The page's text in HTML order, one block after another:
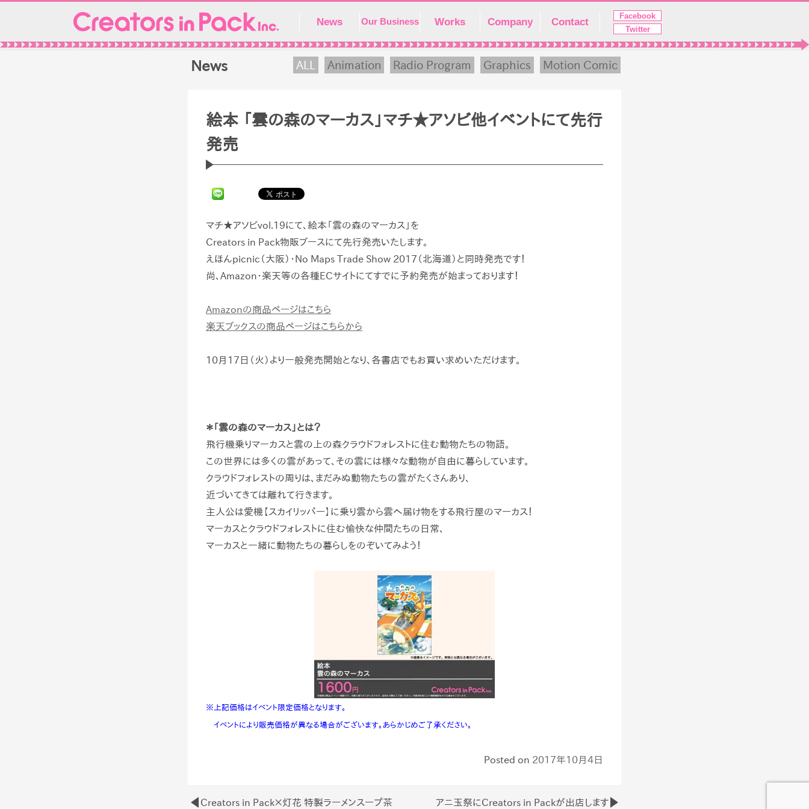
News Our Business Works Company Contact
Facebook
Twitter
News ALL Animation Radio Program Graphics Motion Comic
絵本 「雲の森のマーカス」マチ★アソビ他イベントにて先行
発売
マチ★アソビvol.19にて、絵本「雲の森のマーカス」を
Creators in Pack物販ブースにて先行発売いたします。
えほんpicnic （大阪）・ No Maps Trade Show 2017 （北海道）と同時発売です！
尚、 Amazon ・楽天等の各種 ECサイトにてすでに予約発売が始まっております！
Amazonの商品ページはこちら
楽天ブックスの商品ページはこちらから
10月 17 日（火）より一般発売開始となり、各書店でもお買い求めいただけます。
＊「雲の森のマーカス」とは？
飛行機乗りマーカスと雲の上の森クラウドフォレストに住む動物たちの物語。
この世界には多くの雲があって、その雲には様々な動物が自由に暮らしています。
クラウドフォレストの周りは、まだみぬ動物たちの雲がたくさんあり、
近づいてきては離れて行きます。
主人公は愛機【スカイリッパー】に乗り雲から雲へ届け物をする飛行屋のマーカス！
マーカスとクラウドフォレストに住む愉快な仲間たちの日常、
マーカスと一緒に動物たちの暮らしをのぞいてみよう！
※上記価格はイベント限定価格となります。
イベントにより販売価格が異なる場合がございます。あらかじめご了承ください。
Posted on 2017年10月4日
Creators in Pack×灯花 特製ラーメンスープ茶
アニ玉祭にCreators in Packが出店します